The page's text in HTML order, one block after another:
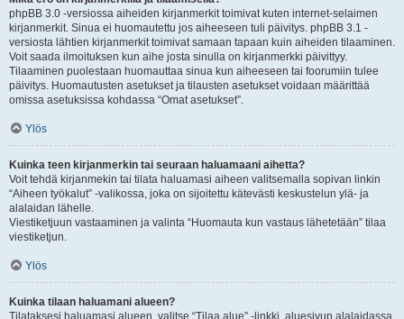
phpBB 3.0 -versiossa aiheiden kirjanmerkit toimivat kuten internet-selaimen
kirjanmerkit. Sinua ei huomautettu jos aiheeseen tuli päivitys. phpBB 3.1 -
versiosta lähtien kirjanmerkit toimivat samaan tapaan kuin aiheiden tilaaminen.
Voit saada ilmoituksen kun aihe josta sinulla on kirjanmerkki päivittyy.
Tilaaminen puolestaan huomauttaa sinua kun aiheeseen tai foorumiin tulee
päivitys. Huomautusten asetukset ja tilausten asetukset voidaan määrittää
omissa asetuksissa kohdassa “Omat asetukset”.
Ylös
Kuinka teen kirjanmerkin tai seuraan haluamaani aihetta?
Voit tehdä kirjanmekin tai tilata haluamasi aiheen valitsemalla sopivan linkin
“Aiheen työkalut” -valikossa, joka on sijoitettu kätevästi keskustelun ylä- ja
alalaidan lähelle.
Viestiketjuun vastaaminen ja valinta “Huomauta kun vastaus lähetetään” tilaa
viestiketjun.
Ylös
Kuinka tilaan haluamani alueen?
Tilataksesi haluamasi alueen, valitse “Tilaa alue” -linkki, aluesivun alalaidassa.